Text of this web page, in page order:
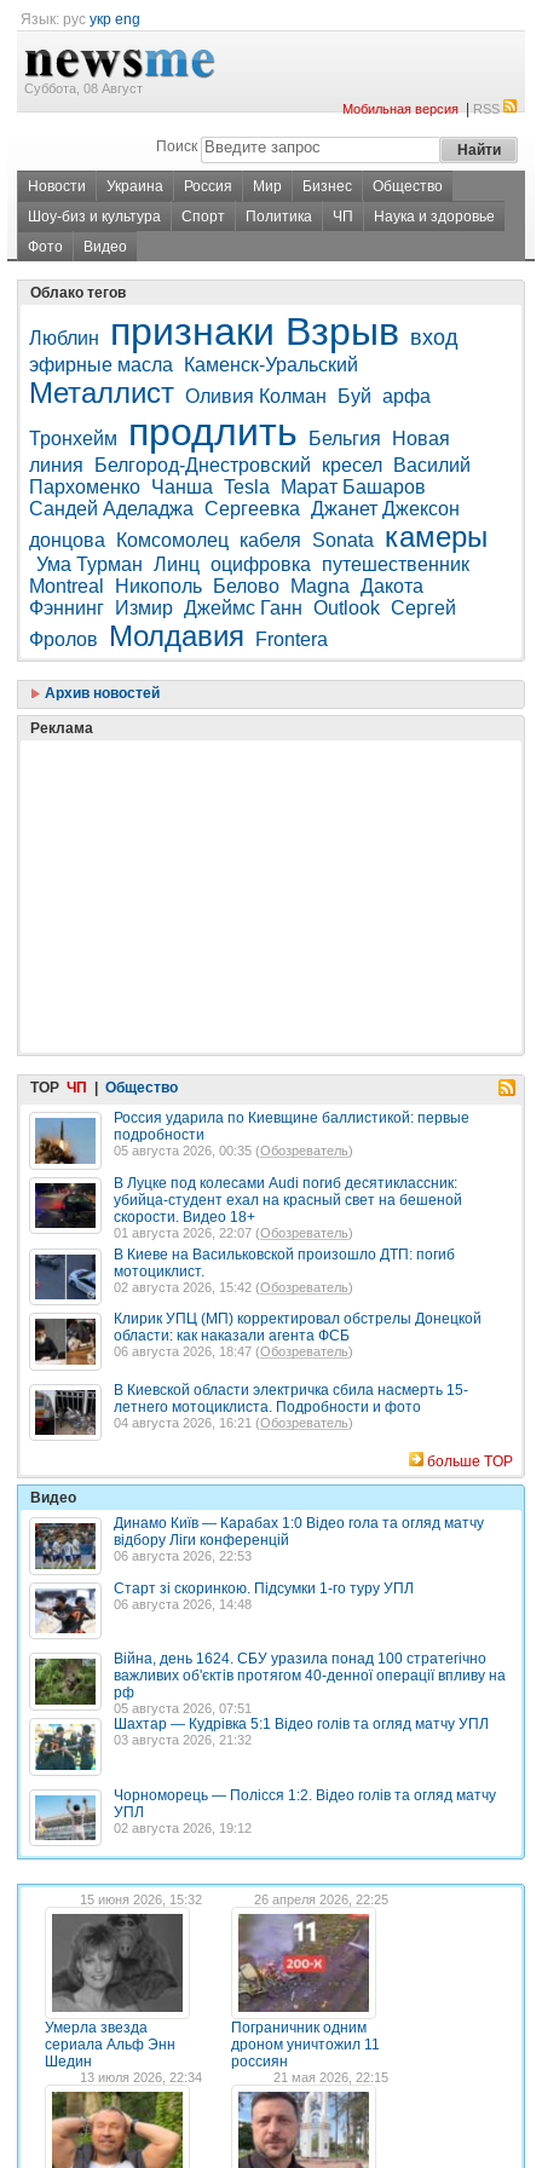
Язык: рус укр eng
Суббота, 08 Август
Мобильная версия|RSS
Поиск
Новости Украина Россия Мир Бизнес
Общество
Шоу-биз и культура
Спорт Политика ЧП
Наука и здоровье
Фото
Видео
Облако тегов
Люблин признаки Взрыв вход
эфирные масла Каменск-Уральский
Металлист Оливия Колман Буй арфа
Тронхейм продлить Бельгия
Новая
линия
Белгород-Днестровский кресел
Василий
Пархоменко Чанша Tesla
Марат Башаров
Сандей Аделаджа Сергеевка Джанет Джексон
донцова
Комсомолец кабеля Sonata камеры
Ума Турман Линц оцифровка
путешественник
Montreal
Никополь Белово Magna Дакота
Фэннинг
Измир Джеймс Ганн Outlook Сергей
Фролов
Молдавия Frontera
Архив новостей
Реклама
TOP ЧП
Общество
Россия ударила по Киевщине баллистикой: первые
подробности
05 августа 2026, 00:35 (Обозреватель)
В Луцке под колесами Audi погиб десятиклассник:
убийца-студент ехал на красный свет на бешеной
скорости. Видео 18+
01 августа 2026, 22:07 (Обозреватель)
В Киеве на Васильковской произошло ДТП: погиб
мотоциклист.
02 августа 2026, 15:42 (Обозреватель)
Клирик УПЦ (МП) корректировал обстрелы Донецкой
области: как наказали агента ФСБ
06 августа 2026, 18:47 (Обозреватель)
В Киевской области электричка сбила насмерть 15-
летнего мотоциклиста. Подробности и фото
04 августа 2026, 16:21 (Обозреватель)
больше TOP
Видео
Динамо Київ — Карабах 1:0 Відео гола та огляд матчу
відбору Ліги конференцій
06 августа 2026, 22:53
Старт зі скоринкою. Підсумки 1-го туру УПЛ
06 августа 2026, 14:48
Війна, день 1624. СБУ уразила понад 100 стратегічно
важливих об'єктів протягом 40-денної операції впливу на
рф
05 августа 2026, 07:51
Шахтар — Кудрівка 5:1 Відео голів та огляд матчу УПЛ
03 августа 2026, 21:32
Чорноморець — Полісся 1:2. Відео голів та огляд матчу
УПЛ
02 августа 2026, 19:12
15 июня 2026, 15:32
Умерла звезда
сериала Альф Энн
Шедин
26 апреля 2026, 22:25
Пограничник одним
дроном уничтожил 11
россиян
13 июля 2026, 22:34 21 мая 2026, 22:15